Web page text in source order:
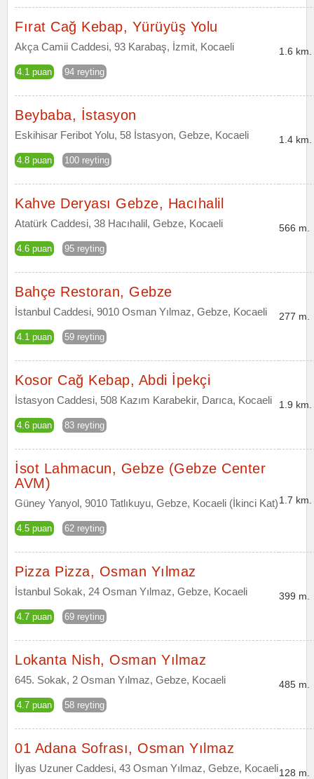
Fırat Cağ Kebap, Yürüyüş Yolu
Akça Camii Caddesi, 93 Karabaş, İzmit, Kocaeli
4.1 puan 94 reyting
1.6 km.
Beybaba, İstasyon
Eskihisar Feribot Yolu, 58 İstasyon, Gebze, Kocaeli
4.8 puan 100 reyting
1.4 km.
Kahve Deryası Gebze, Hacıhalil
Atatürk Caddesi, 38 Hacıhalil, Gebze, Kocaeli
4.6 puan 95 reyting
566 m.
Bahçe Restoran, Gebze
İstanbul Caddesi, 9010 Osman Yılmaz, Gebze, Kocaeli
4.1 puan 59 reyting
277 m.
Kosor Cağ Kebap, Abdi İpekçi
İstasyon Caddesi, 508 Kazım Karabekir, Darıca, Kocaeli
4.6 puan 83 reyting
1.9 km.
İsot Lahmacun, Gebze (Gebze Center
AVM)
Güney Yanyol, 9010 Tatlıkuyu, Gebze, Kocaeli (İkinci Kat)
4.5 puan 62 reyting
1.7 km.
Pizza Pizza, Osman Yılmaz
İstanbul Sokak, 24 Osman Yılmaz, Gebze, Kocaeli
4.7 puan 69 reyting
399 m.
Lokanta Nish, Osman Yılmaz
645. Sokak, 2 Osman Yılmaz, Gebze, Kocaeli
4.7 puan 58 reyting
485 m.
01 Adana Sofrası, Osman Yılmaz
İlyas Uzuner Caddesi, 43 Osman Yılmaz, Gebze, Kocaeli128 m.